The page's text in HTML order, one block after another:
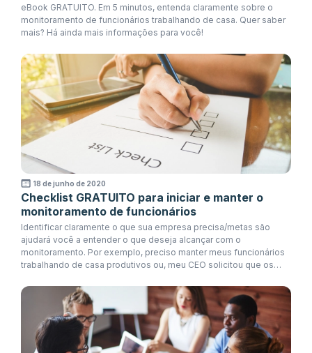
eBook GRATUITO. Em 5 minutos, entenda claramente sobre o
monitoramento de funcionários trabalhando de casa. Quer saber
mais? Há ainda mais informações para você!
18 de junho de 2020
Checklist GRATUITO para iniciar e manter o
monitoramento de funcionários
Identificar claramente o que sua empresa precisa/metas são
ajudará você a entender o que deseja alcançar com o
monitoramento. Por exemplo, preciso manter meus funcionários
trabalhando de casa produtivos ou, meu CEO solicitou que os